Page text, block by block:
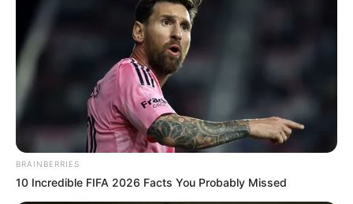
Busting Movie Myths! Common Clichés That Don't
Reflect Reality
BRAINBERRIES
BRAINBERRIES
10 Incredible FIFA 2026 Facts You Probably Missed